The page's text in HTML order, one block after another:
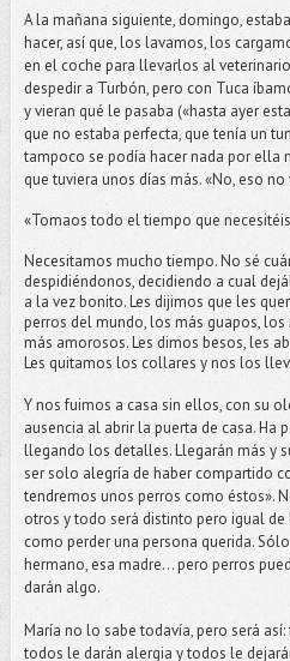
A la mañana siguiente, domingo,
hacer, así que, los lavamos, los
en el coche para llevarlos al
despedir a Turbón, pero con Tuca
y vieran qué le pasaba («hasta ayer
que no estaba perfecta, que tenía un
tampoco se podía hacer nada por ella
que tuviera unos días más. «No, eso
«Tomaos todo el tiempo que
Necesitamos mucho tiempo. No sé
despidiéndonos, decidiendo a cual
a la vez bonito. Les dijimos que les
perros del mundo, los más guapos,
más amorosos. Les dimos besos, les
Les quitamos los collares y nos los
Y nos fuimos a casa sin ellos, con su
ausencia al abrir la puerta de casa. Ha
llegando los detalles. Llegarán más y
ser solo alegría de haber compartido
tendremos unos perros como éstos».
otros y todo será distinto pero igual de
como perder una persona querida.
hermano, esa madre... pero perros
darán algo.
María no lo sabe todavía, pero será
todos le darán alergia y todos le